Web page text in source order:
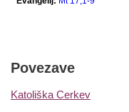
Povezave
Katoliška Cerkev